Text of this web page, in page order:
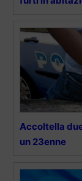
Accoltella
un 23enne